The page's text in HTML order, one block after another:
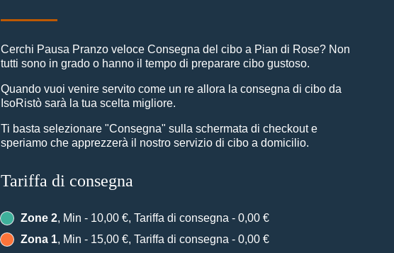
Cerchi Pausa Pranzo veloce Consegna del cibo a Pian di Rose? Non
tutti sono in grado o hanno il tempo di preparare cibo gustoso.
Quando vuoi venire servito come un re allora la consegna di cibo da
IsoRistò sarà la tua scelta migliore.
Ti basta selezionare "Consegna" sulla schermata di checkout e
speriamo che apprezzerà il nostro servizio di cibo a domicilio.
Tariffa di consegna
Zone 2, Min - 10,00 €, Tariffa di consegna - 0,00 €
Zona 1, Min - 15,00 €, Tariffa di consegna - 0,00 €